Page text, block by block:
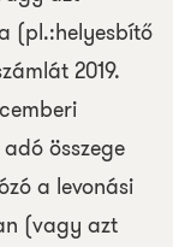
(pl.:helyesbítő
2019.
összege
a levonási
(vagy azt